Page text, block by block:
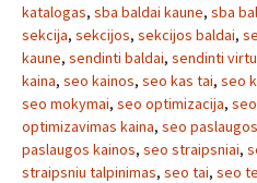
katalogas, sba baldai kaune, sba
sekcija, sekcijos, sekcijos baldai,
kaune, sendinti baldai, sendinti
kaina, seo kainos, seo kas tai, seo
seo mokymai, seo optimizacija,
optimizavimas kaina, seo paslaugos
paslaugos kainos, seo straipsniai,
straipsniu talpinimas, seo tai, seo